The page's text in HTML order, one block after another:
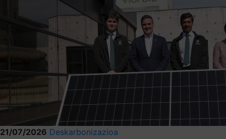
21/07/2026 Deskarbonizazioa